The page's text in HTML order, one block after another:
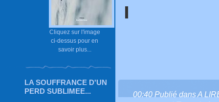
Cliquez sur l'image
ci-dessus pour en
savoir plus...
LA SOUFFRANCE D'UN
PERD SUBLIMEE...
00:40 Publié dansA